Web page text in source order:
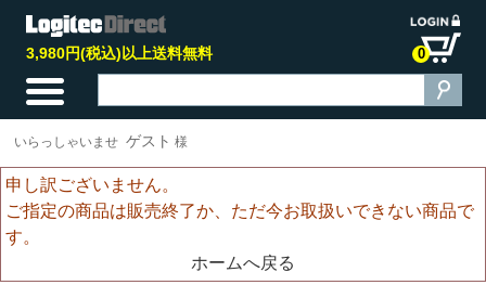
3,980円(税込)以上送料無料 0
いらっしゃいませ ゲスト 様
申し訳ございません。
ご指定の商品は販売終了か、ただ今お取扱いできない商品で
す。
ホームへ戻る